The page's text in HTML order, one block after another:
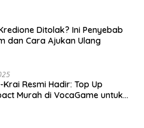
Ditolak? Ini Penyebab
dan Cara Ajukan Ulang
Resmi Hadir: Top Up
Murah di VocaGame untuk